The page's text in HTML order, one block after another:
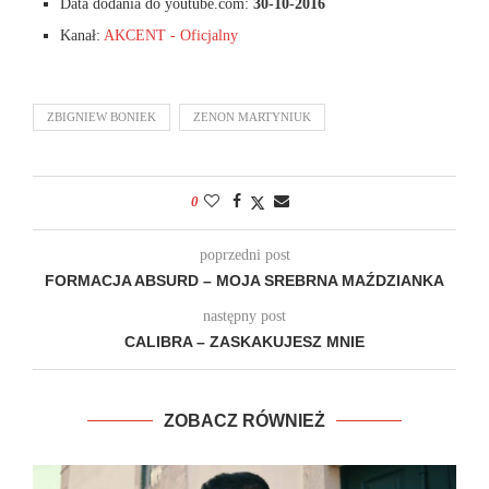
Data dodania do youtube.com: 30-10-2016
Kanał: AKCENT - Oficjalny
ZBIGNIEW BONIEK ZENON MARTYNIUK
0
poprzedni post
FORMACJA ABSURD – MOJA SREBRNA MAŹDZIANKA
następny post
CALIBRA – ZASKAKUJESZ MNIE
ZOBACZ RÓWNIEŻ